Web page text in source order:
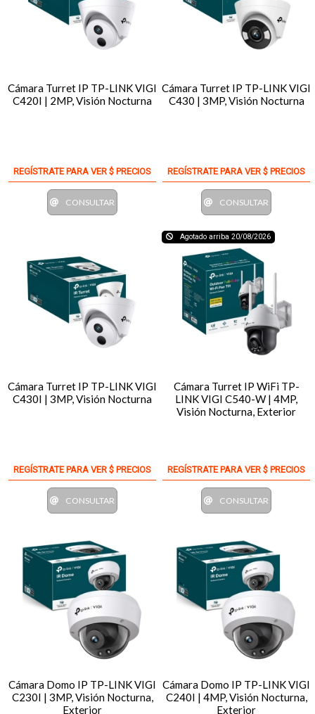
Cámara Turret IP TP-LINK VIGI
C420I | 2MP, Visión Nocturna
REGÍSTRATE PARA VER $ PRECIOS
CONSULTAR
Cámara Turret IP TP-LINK VIGI
C430 | 3MP, Visión Nocturna
REGÍSTRATE PARA VER $ PRECIOS
CONSULTAR
Cámara Turret IP TP-LINK VIGI
C430I | 3MP, Visión Nocturna
REGÍSTRATE PARA VER $ PRECIOS
CONSULTAR
Agotado arriba 20/08/2026
Cámara Turret IP WiFi TP-
LINK VIGI C540-W | 4MP,
Visión Nocturna, Exterior
REGÍSTRATE PARA VER $ PRECIOS
CONSULTAR
Cámara Domo IP TP-LINK VIGI
C230I | 3MP, Visión Nocturna,
Exterior
Cámara Domo IP TP-LINK VIGI
C240I | 4MP, Visión Nocturna,
Exterior